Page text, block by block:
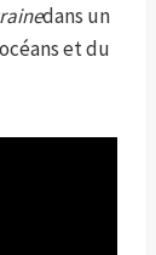
dans un
et du